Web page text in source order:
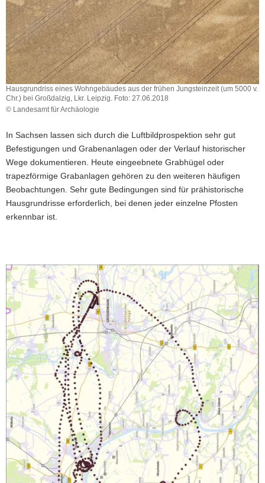
Hausgrundriss eines Wohngebäudes aus der frühen Jungsteinzeit (um 5000 v.
Chr.) bei Großdalzig, Lkr. Leipzig. Foto: 27.06.2018
© Landesamt für Archäologie
eines
aus
der
frühen
Jungsteinzeit
(um
v.
Lkr.
Leipzig.
Foto:
27.06.2018
In Sachsen lassen sich durch die Luftbildprospektion sehr gut
Befestigungen und Grabenanlagen oder der Verlauf historischer
Wege dokumentieren. Heute eingeebnete Grabhügel oder
trapezförmige Grabanlagen gehören zu den weiteren häufigen
Beobachtungen. Sehr gute Bedingungen sind für prähistorische
Hausgrundrisse erforderlich, bei denen jeder einzelne Pfosten
erkennbar ist.